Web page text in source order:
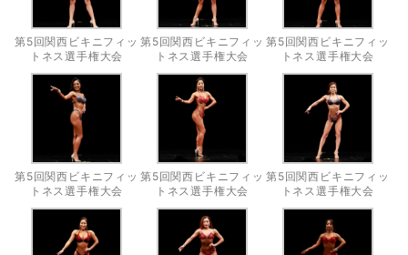
第5回関西ビキニフィッ
トネス選手権大会
第5回関西ビキニフィッ
トネス選手権大会
第5回関西ビキニフィッ
トネス選手権大会
第5回関西ビキニフィッ
トネス選手権大会
第5回関西ビキニフィッ
トネス選手権大会
第5回関西ビキニフィッ
トネス選手権大会